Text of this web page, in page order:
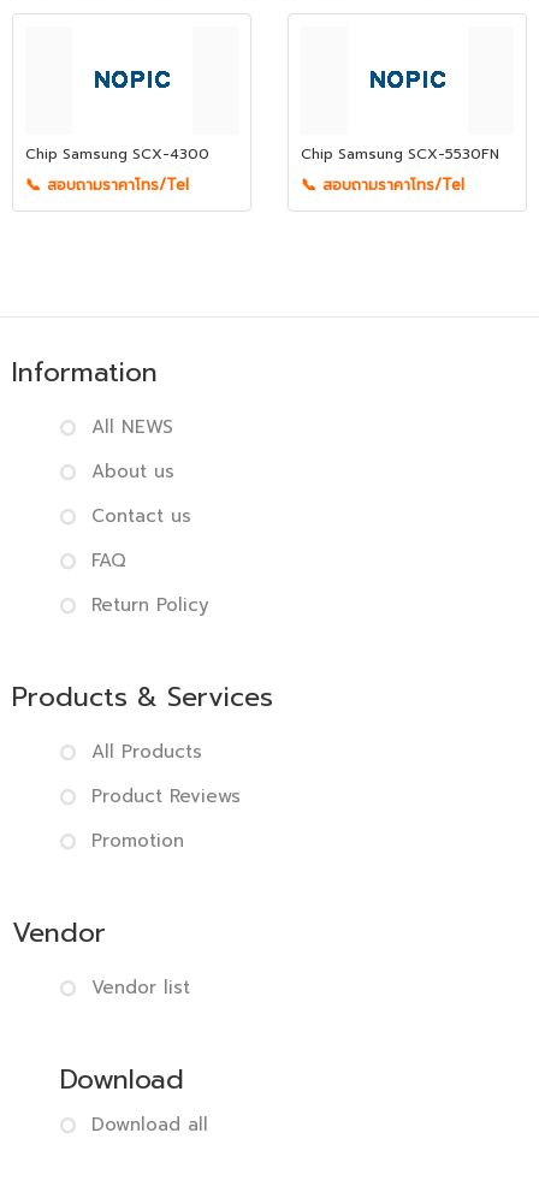
Chip Samsung SCX-4300
📞 สอบถามราคาโทร/Tel
Chip Samsung SCX-5530FN
📞 สอบถามราคาโทร/Tel
Information
All NEWS
About us
Contact us
FAQ
Return Policy
Products & Services
All Products
Product Reviews
Promotion
Vendor
Vendor list
Download
Download all